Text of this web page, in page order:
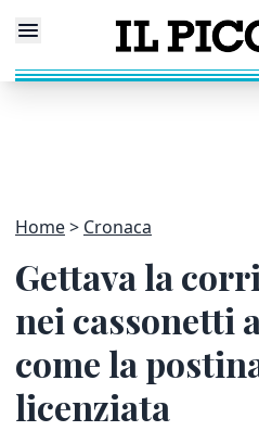
Home Cronaca
Gettava la
nei cassonetti
come la
licenziata